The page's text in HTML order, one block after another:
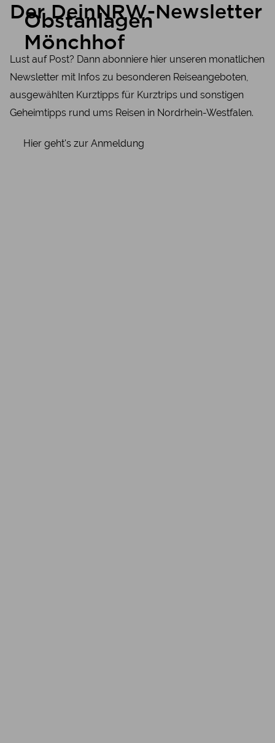
Obstanlagen
Mönchhof
Der DeinNRW-Newsletter
Lust auf Post? Dann abonniere hier unseren monatlichen
Newsletter mit Infos zu besonderen Reiseangeboten,
ausgewählten Kurztipps für Kurztrips und sonstigen
Geheimtipps rund ums Reisen in Nordrhein-Westfalen.
Hier geht's zur Anmeldung